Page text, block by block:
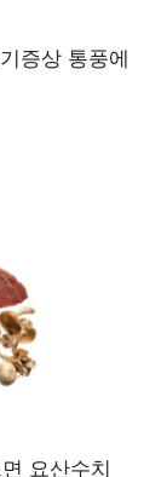
증상 통풍에
요산수치